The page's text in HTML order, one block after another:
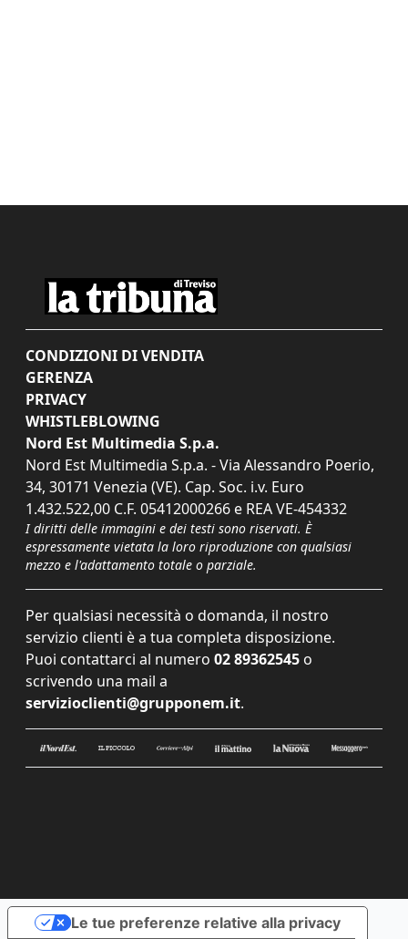
CONDIZIONI DI VENDITA
GERENZA
PRIVACY
WHISTLEBLOWING
Nord Est Multimedia S.p.a.
Nord Est Multimedia S.p.a. - Via Alessandro Poerio,
34, 30171 Venezia (VE). Cap. Soc. i.v. Euro
1.432.522,00 C.F. 05412000266 e REA VE-454332
I diritti delle immagini e dei testi sono riservati. È
espressamente vietata la loro riproduzione con qualsiasi
mezzo e l'adattamento totale o parziale.
Per qualsiasi necessità o domanda, il nostro
servizio clienti è a tua completa disposizione.
Puoi contattarci al numero 02 89362545 o
scrivendo una mail a
servizioclienti@grupponem.it.
Le tue preferenze relative alla privacy